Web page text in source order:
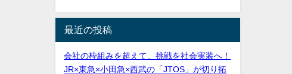
最近の投稿
会社の枠組みを超えて、挑戦を社会実装へ！
JR×東急×小田急×西武の「JTOS」が切り拓